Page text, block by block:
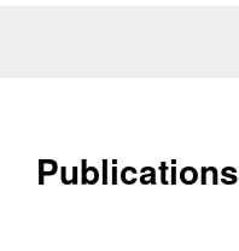
Publications